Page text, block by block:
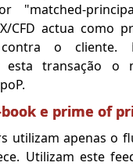
"matched-
CFD actua como
contra o cliente.
esta transação o
e prime of
utilizam apenas o
Utilizam este